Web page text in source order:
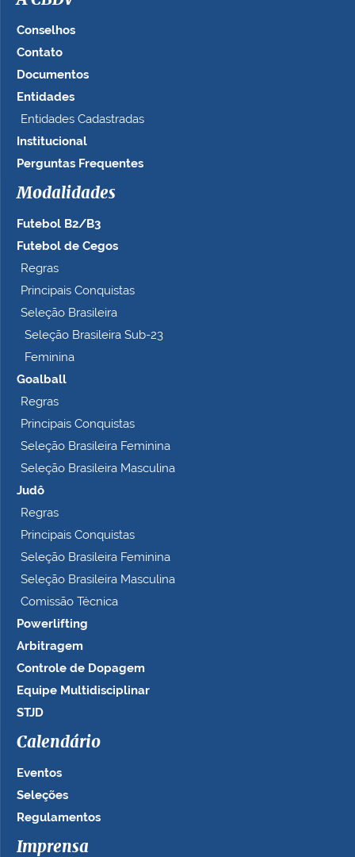
Conselhos
Contato
Documentos
Entidades
Entidades Cadastradas
Institucional
Perguntas Frequentes
Modalidades
Futebol B2/B3
Futebol de Cegos
Regras
Principais Conquistas
Seleção Brasileira
Seleção Brasileira Sub-23
Feminina
Goalball
Regras
Principais Conquistas
Seleção Brasileira Feminina
Seleção Brasileira Masculina
Judô
Regras
Principais Conquistas
Seleção Brasileira Feminina
Seleção Brasileira Masculina
Comissão Técnica
Powerlifting
Arbitragem
Controle de Dopagem
Equipe Multidisciplinar
STJD
Calendário
Eventos
Seleções
Regulamentos
Imprensa